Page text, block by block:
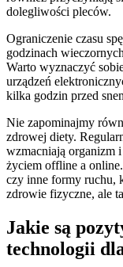
dolegliwości pleców.
Ograniczenie czasu
godzinach
Warto wyznaczyć
urządzeń
kilka godzin przed
Nie zapominajmy
zdrowej diety.
wzmacniają organizm
życiem offline a
czy inne formy ruchu,
zdrowie fizyczne, ale
Jakie są
technologii